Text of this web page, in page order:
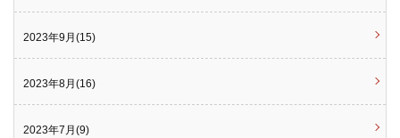
2023年9月(15)
2023年8月(16)
2023年7月(9)